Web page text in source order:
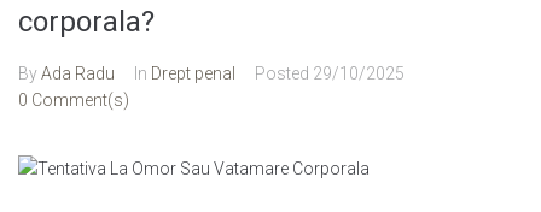
corporala?
ByAda Radu In Drept penal Posted 29/10/2025
0 Comment(s)